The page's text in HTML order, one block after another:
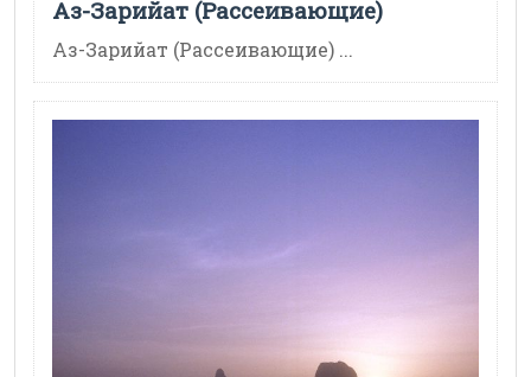
Аз-Зарийат (Рассеивающие)
Аз-Зарийат (Рассеивающие) ...